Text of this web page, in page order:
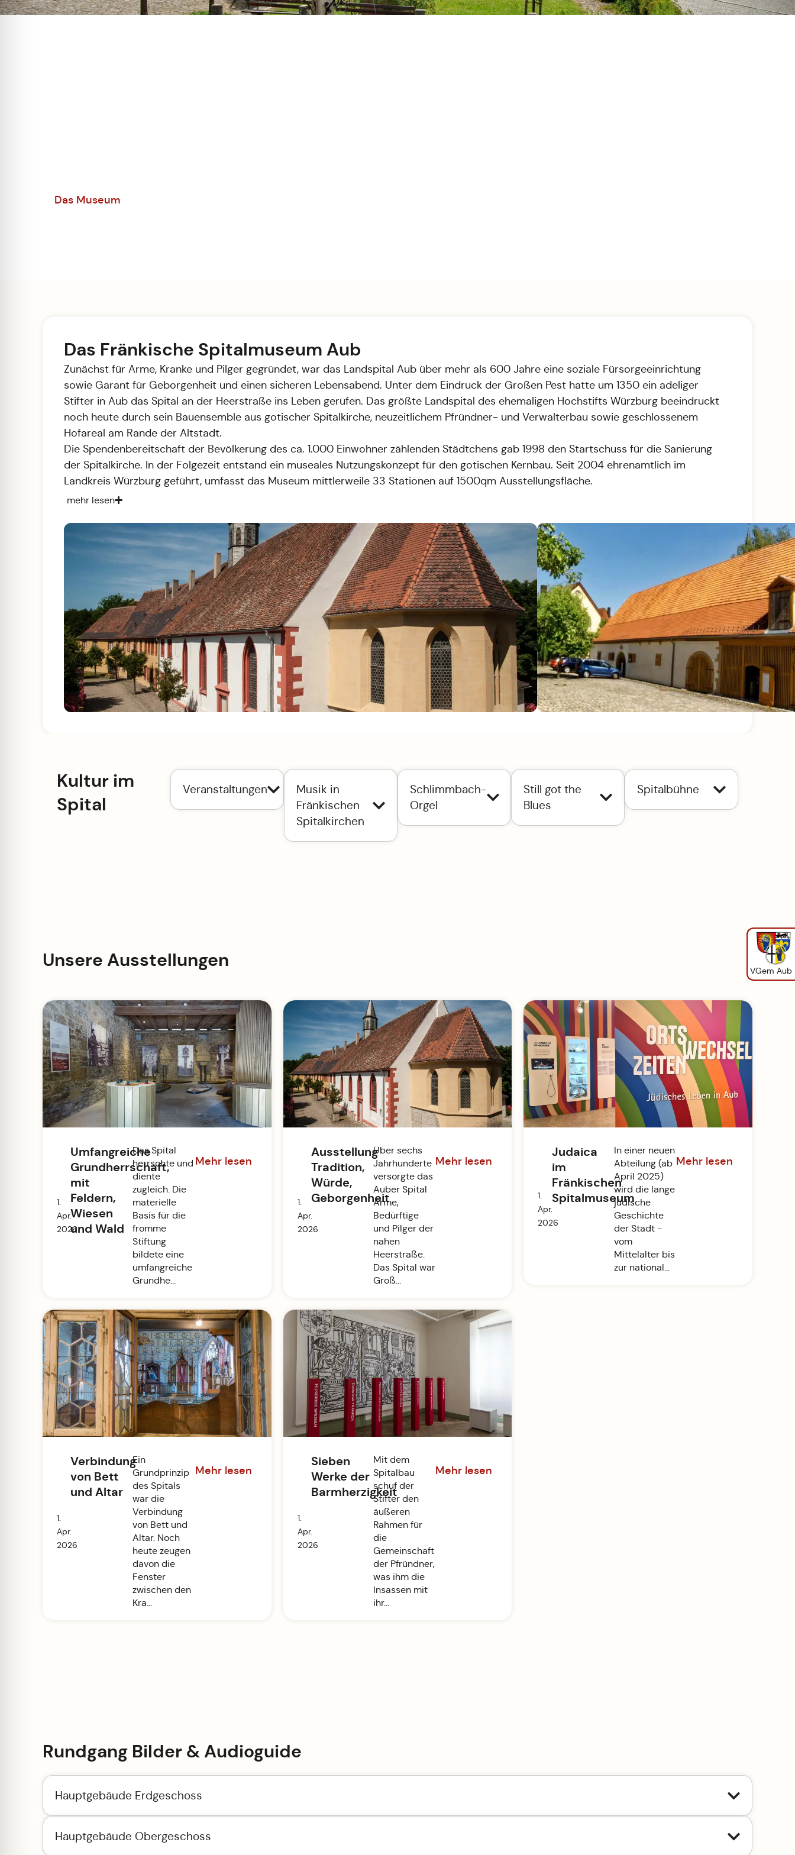
Das Museum
Das Fränkische Spitalmuseum Aub
Zunächst für Arme, Kranke und Pilger gegründet, war das Landspital Aub über mehr als 600 Jahre eine soziale Fürsorgeeinrichtung
sowie Garant für Geborgenheit und einen sicheren Lebensabend. Unter dem Eindruck der Großen Pest hatte um 1350 ein adeliger
Stifter in Aub das Spital an der Heerstraße ins Leben gerufen. Das größte Landspital des ehemaligen Hochstifts Würzburg beeindruckt
noch heute durch sein Bauensemble aus gotischer Spitalkirche, neuzeitlichem Pfründner- und Verwalterbau sowie geschlossenem
Hofareal am Rande der Altstadt.
Die Spendenbereitschaft der Bevölkerung des ca. 1.000 Einwohner zählenden Städtchens gab 1998 den Startschuss für die Sanierung
der Spitalkirche. In der Folgezeit entstand ein museales Nutzungskonzept für den gotischen Kernbau. Seit 2004 ehrenamtlich im
Landkreis Würzburg geführt, umfasst das Museum mittlerweile 33 Stationen auf 1500qm Ausstellungsfläche.
mehr lesen
Kultur im
Spital
Veranstaltungen
Musik in
Fränkischen
Spitalkirchen
Schlimmbach-
Orgel
Still got the
Blues
Spitalbühne
Unsere Ausstellungen
1.
Apr.
2026
Umfangreiche
Grundherrschaft,
mit
Feldern,
Wiesen
und Wald
Das Spital
herrschte und
diente
zugleich. Die
materielle
Basis für die
fromme
Stiftung
bildete eine
umfangreiche
Grundhe...
Mehr lesen
1.
Apr.
2026
Ausstellung
Tradition,
Würde,
Geborgenheit
Über sechs
Jahrhunderte
versorgte das
Auber Spital
Arme,
Bedürftige
und Pilger der
nahen
Heerstraße.
Das Spital war
Groß...
Mehr lesen
1.
Apr.
2026
Judaica
im
Fränkischen
Spitalmuseum
In einer neuen
Abteilung (ab
April 2025)
wird die lange
jüdische
Geschichte
der Stadt -
vom
Mittelalter bis
zur national...
Mehr lesen
1.
Apr.
2026
Verbindung
von Bett
und Altar
Ein
Grundprinzip
des Spitals
war die
Verbindung
von Bett und
Altar. Noch
heute zeugen
davon die
Fenster
zwischen den
Kra...
Mehr lesen
1.
Apr.
2026
Sieben
Werke der
Barmherzigkeit
Mit dem
Spitalbau
schuf der
Stifter den
äußeren
Rahmen für
die
Gemeinschaft
der Pfründner,
was ihm die
Insassen mit
ihr...
Mehr lesen
Rundgang Bilder & Audioguide
Hauptgebäude Erdgeschoss
Hauptgebäude Obergeschoss
VGem Aub